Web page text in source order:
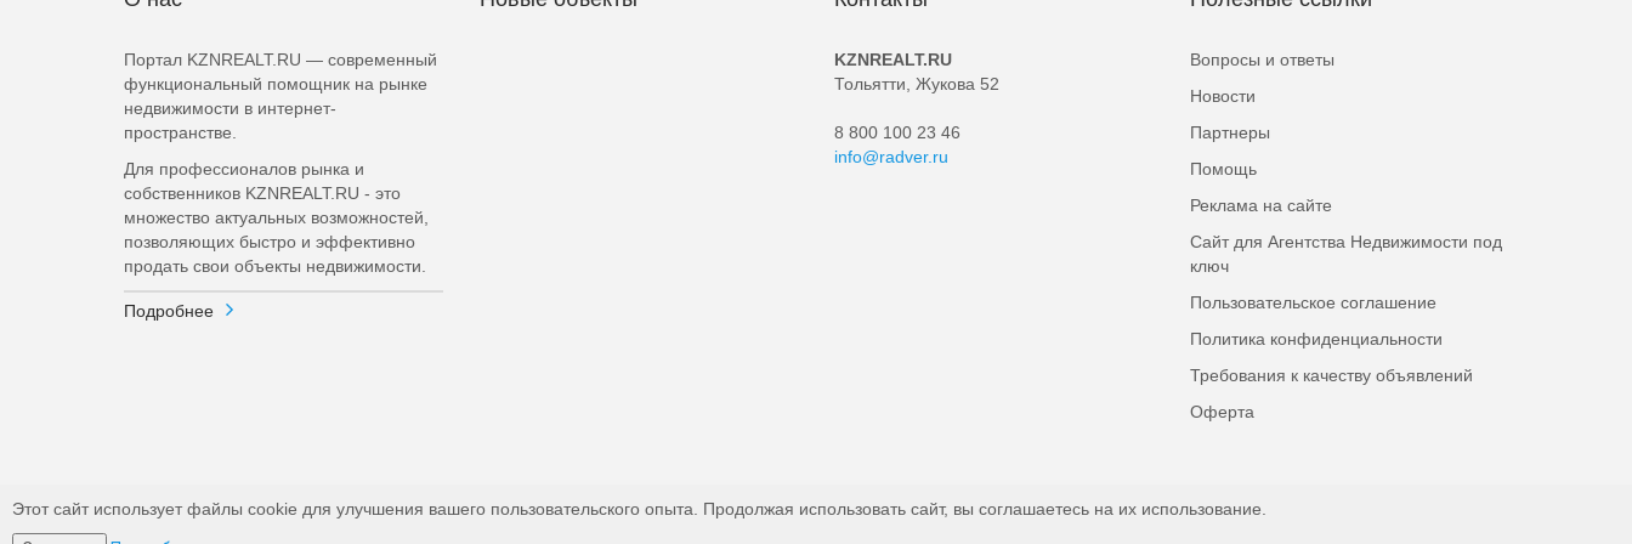
Портал KZNREALT.RU — современный
функциональный помощник на рынке
недвижимости в интернет-
пространстве.
Для профессионалов рынка и
собственников KZNREALT.RU - это
множество актуальных возможностей,
позволяющих быстро и эффективно
продать свои объекты недвижимости.
Подробнее
KZNREALT.RU
Тольятти, Жукова 52
8 800 100 23 46
info@radver.ru
Вопросы и ответы
Новости
Партнеры
Помощь
Реклама на сайте
Сайт для Агентства Недвижимости под
ключ
Пользовательское соглашение
Политика конфиденциальности
Требования к качеству объявлений
Оферта
Этот сайт использует файлы cookie для улучшения вашего пользовательского опыта. Продолжая использовать сайт, вы соглашаетесь на их использование.